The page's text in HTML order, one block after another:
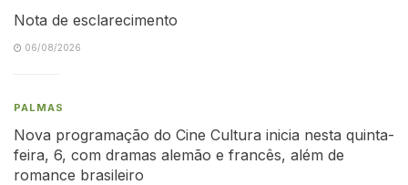
Nota de esclarecimento
06/08/2026
PALMAS
Nova programação do Cine Cultura inicia nesta quinta-
feira, 6, com dramas alemão e francês, além de
romance brasileiro